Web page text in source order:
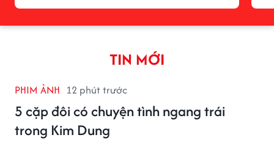
TIN MỚI
PHIM ẢNH 12 phút trước
5 cặp đôi có chuyện tình ngang trái
trong Kim Dung